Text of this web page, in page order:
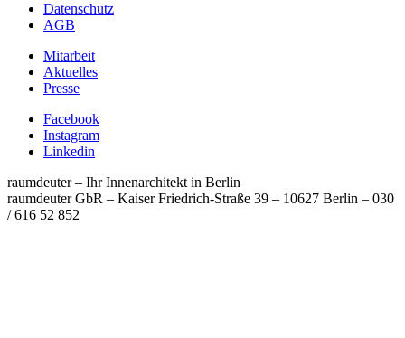
Datenschutz
AGB
Mitarbeit
Aktuelles
Presse
Facebook
Instagram
Linkedin
raumdeuter – Ihr Innenarchitekt in Berlin
raumdeuter GbR – Kaiser Friedrich-Straße 39 – 10627 Berlin – 030
/ 616 52 852